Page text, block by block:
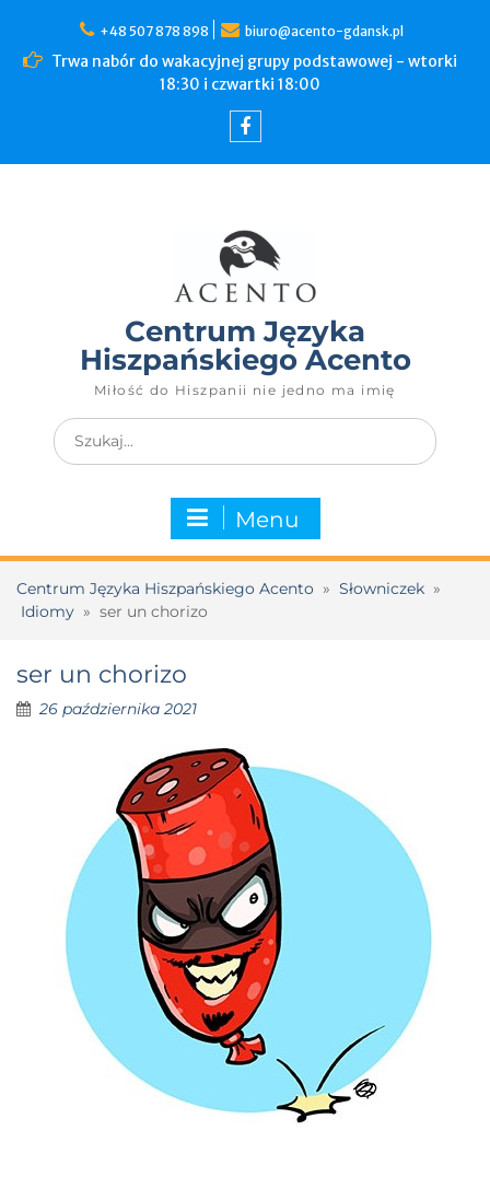
+48 507 878 898 biuro@acento-gdansk.pl
Trwa nabór do wakacyjnej grupy podstawowej - wtorki
18:30 i czwartki 18:00
Centrum Języka
Hiszpańskiego Acento
Miłość do Hiszpanii nie jedno ma imię
Menu
Centrum Języka Hiszpańskiego Acento » Słowniczek »
Idiomy » ser un chorizo
ser un chorizo
26 października 2021